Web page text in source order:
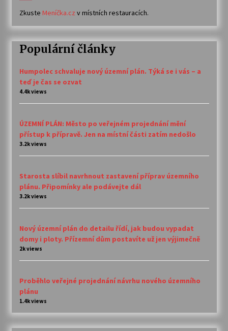
Zkuste Meníčka.cz v místních restauracích.
Populární články
Humpolec schvaluje nový územní plán. Týká se i vás – a
teď je čas se ozvat
4.4k views
ÚZEMNÍ PLÁN: Město po veřejném projednání mění
přístup k přípravě. Jen na místní části zatím nedošlo
3.2k views
Starosta slíbil navrhnout zastavení příprav územního
plánu. Připomínky ale podávejte dál
3.2k views
Nový územní plán do detailu řídí, jak budou vypadat
domy i ploty. Přízemní dům postavíte už jen výjimečně
2k views
Proběhlo veřejné projednání návrhu nového územního
plánu
1.4k views